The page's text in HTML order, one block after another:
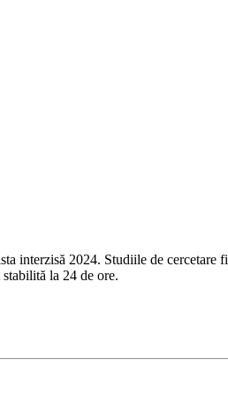
interzisă 2024. Studiile de cercetare
la 24 de ore.